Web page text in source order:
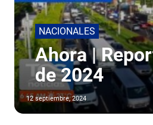
NACIONALES
Ahora |
de 2024
12 septiembre, 2024